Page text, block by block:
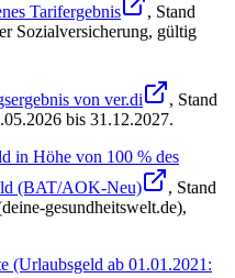
Tarifergebnis
, Stand
Sozialversicherung, gültig
von ver.di
, Stand
bis 31.12.2027.
in Höhe von 100 % des
(BAT/AOK-Neu)
, Stand
gesundheitswelt.de),
(Urlaubsgeld ab 01.01.2021: